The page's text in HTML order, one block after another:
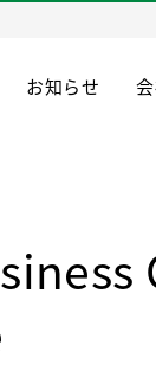
お知らせ